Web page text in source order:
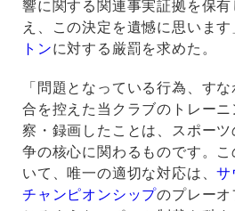
響に関する関連事実証拠を保有
え、この決定を遺憾に思いま
トンに対する厳罰を求めた。
「問題となっている行為、す
合を控えた当クラブのトレー
察・録画したことは、スポー
争の核心に関わるものです。
いて、唯一の適切な対応は、サ
チャンピオンシップのプレー